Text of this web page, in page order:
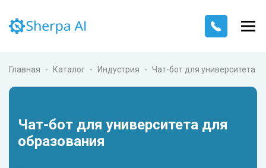
Главная Каталог Индустрия Чат-бот для университета
Чат-бот для университета для
образования